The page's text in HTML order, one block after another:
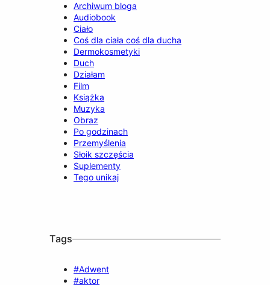
Archiwum bloga
Audiobook
Ciało
Coś dla ciała coś dla ducha
Dermokosmetyki
Duch
Działam
Film
Książka
Muzyka
Obraz
Po godzinach
Przemyślenia
Słoik szczęścia
Suplementy
Tego unikaj
Tags
#Adwent
#aktor